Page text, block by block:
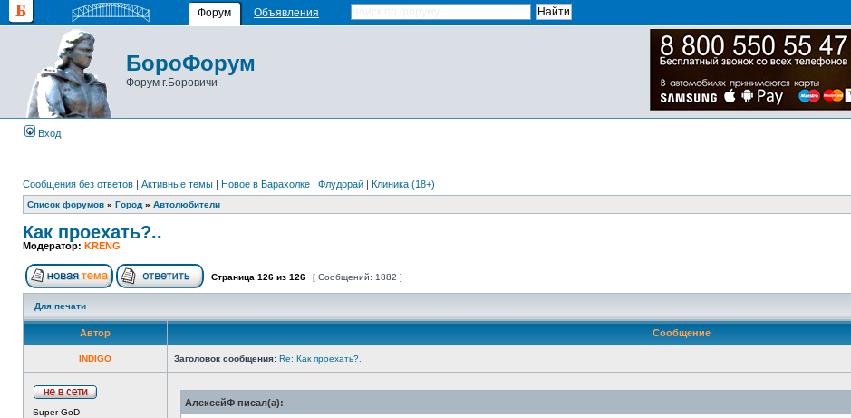
Форум Объявления
БороФорум
Форум г.Боровичи
Вход
Сообщения без ответов | Активные темы | Новое в Барахолке | Флудорай | Клиника (18+)
Список форумов » Город » Автолюбители
Как проехать?..
Модератор: KRENG
Страница 126 из 126 [ Сообщений: 1882 ]
Для печати
Автор Сообщение
INDIGO Заголовок сообщения: Re: Как проехать?..
Super GoD
АлексейФ писал(а):